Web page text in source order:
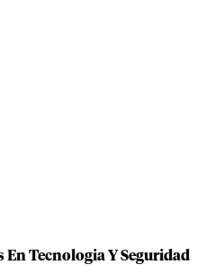
En Tecnologia Y Seguridad